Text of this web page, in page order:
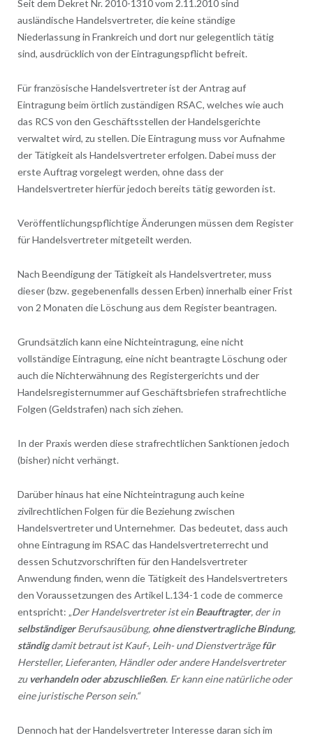
Seit dem Dekret Nr. 2010-1310 vom 2.11.2010 sind
ausländische Handelsvertreter, die keine ständige
Niederlassung in Frankreich und dort nur gelegentlich tätig
sind, ausdrücklich von der Eintragungspflicht befreit.
Für französische Handelsvertreter ist der Antrag auf
Eintragung beim örtlich zuständigen RSAC, welches wie auch
das RCS von den Geschäftsstellen der Handelsgerichte
verwaltet wird, zu stellen. Die Eintragung muss vor Aufnahme
der Tätigkeit als Handelsvertreter erfolgen. Dabei muss der
erste Auftrag vorgelegt werden, ohne dass der
Handelsvertreter hierfür jedoch bereits tätig geworden ist.
Veröffentlichungspflichtige Änderungen müssen dem Register
für Handelsvertreter mitgeteilt werden.
Nach Beendigung der Tätigkeit als Handelsvertreter, muss
dieser (bzw. gegebenenfalls dessen Erben) innerhalb einer Frist
von 2 Monaten die Löschung aus dem Register beantragen.
Grundsätzlich kann eine Nichteintragung, eine nicht
vollständige Eintragung, eine nicht beantragte Löschung oder
auch die Nichterwähnung des Registergerichts und der
Handelsregisternummer auf Geschäftsbriefen strafrechtliche
Folgen (Geldstrafen) nach sich ziehen.
In der Praxis werden diese strafrechtlichen Sanktionen jedoch
(bisher) nicht verhängt.
Darüber hinaus hat eine Nichteintragung auch keine
zivilrechtlichen Folgen für die Beziehung zwischen
Handelsvertreter und Unternehmer. Das bedeutet, dass auch
ohne Eintragung im RSAC das Handelsvertreterrecht und
dessen Schutzvorschriften für den Handelsvertreter
Anwendung finden, wenn die Tätigkeit des Handelsvertreters
den Voraussetzungen des Artikel L.134-1 code de commerce
entspricht: „Der Handelsvertreter ist ein Beauftragter, der in
selbständigerBerufsausübung, ohne dienstvertragliche Bindung,
ständigdamit betraut ist Kauf-, Leih- und Dienstverträgefür
Hersteller, Lieferanten, Händler oder andere Handelsvertreter
zu verhandeln oder abzuschließen. Er kann eine natürliche oder
eine juristische Person sein.“
Dennoch hat der Handelsvertreter Interesse daran sich im